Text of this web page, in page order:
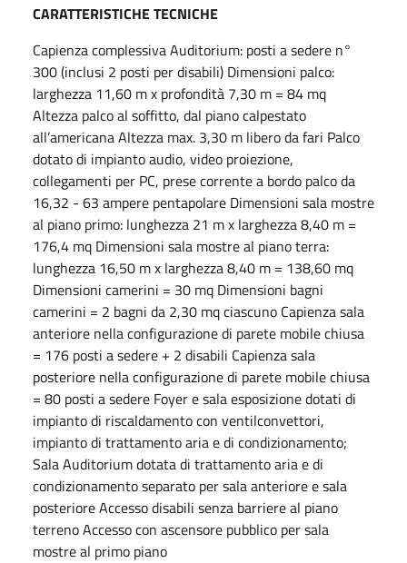
CARATTERISTICHE TECNICHE
Capienza complessiva Auditorium: posti a sedere n°
300 (inclusi 2 posti per disabili) Dimensioni palco:
larghezza 11,60 m x profondità 7,30 m = 84 mq
Altezza palco al soffitto, dal piano calpestato
all’americana Altezza max. 3,30 m libero da fari Palco
dotato di impianto audio, video proiezione,
collegamenti per PC, prese corrente a bordo palco da
16,32 - 63 ampere pentapolare Dimensioni sala mostre
al piano primo: lunghezza 21 m x larghezza 8,40 m =
176,4 mq Dimensioni sala mostre al piano terra:
lunghezza 16,50 m x larghezza 8,40 m = 138,60 mq
Dimensioni camerini = 30 mq Dimensioni bagni
camerini = 2 bagni da 2,30 mq ciascuno Capienza sala
anteriore nella configurazione di parete mobile chiusa
= 176 posti a sedere + 2 disabili Capienza sala
posteriore nella configurazione di parete mobile chiusa
= 80 posti a sedere Foyer e sala esposizione dotati di
impianto di riscaldamento con ventilconvettori,
impianto di trattamento aria e di condizionamento;
Sala Auditorium dotata di trattamento aria e di
condizionamento separato per sala anteriore e sala
posteriore Accesso disabili senza barriere al piano
terreno Accesso con ascensore pubblico per sala
mostre al primo piano